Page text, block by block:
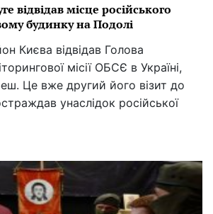
відвідав місце російського
будинку на Подолі
Києва відвідав Голова
місії ОБСЄ в Україні,
Це вже другий його візит до
унаслідок російської